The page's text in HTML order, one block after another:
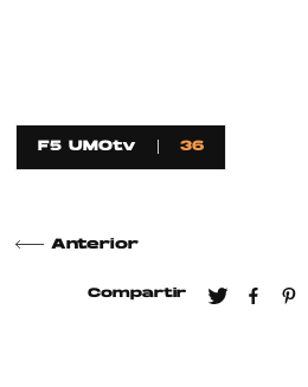
F5 UMOtv 36
Anterior
Compartir